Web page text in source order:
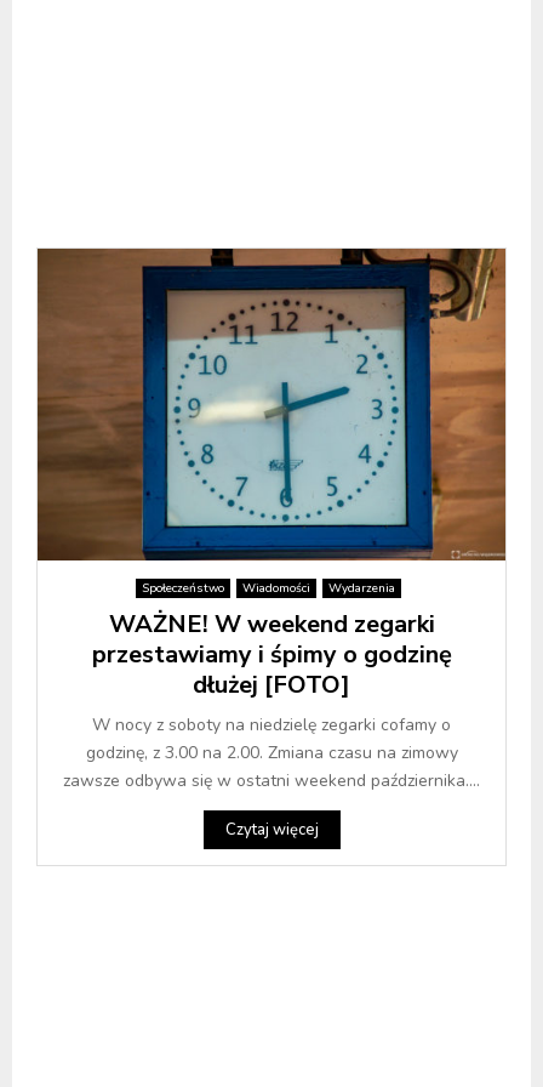
Społeczeństwo Wiadomości Wydarzenia
WAŻNE! W weekend zegarki
przestawiamy i śpimy o godzinę
dłużej [FOTO]
W nocy z soboty na niedzielę zegarki cofamy o
godzinę, z 3.00 na 2.00. Zmiana czasu na zimowy
zawsze odbywa się w ostatni weekend października....
Czytaj więcej